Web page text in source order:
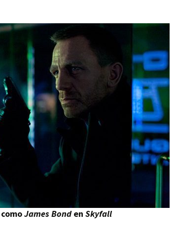
comoJames BondenSkyfall